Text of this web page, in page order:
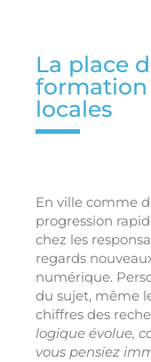
La place
formation
locales
En ville comme
progression
chez les
regards
numérique.
du sujet, même
chiffres des
logique évolue,
vous pensiez